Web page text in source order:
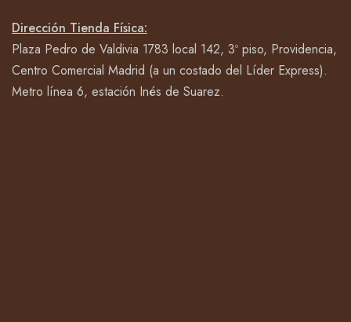
Dirección Tienda Física:
Plaza Pedro de Valdivia 1783 local 142, 3º piso, Providencia,
Centro Comercial Madrid (a un costado del Líder Express).
Metro línea 6, estación Inés de Suarez.